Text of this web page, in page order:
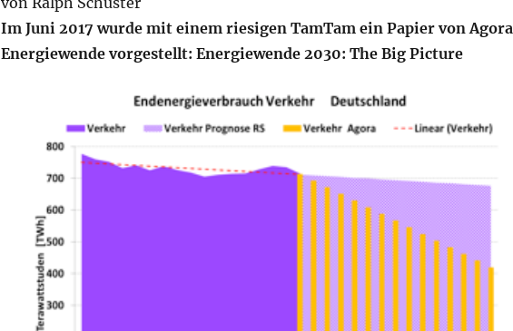
Im Juni 2017 wurde mit einem riesigen TamTam ein Papier von Agora
Energiewende vorgestellt: Energiewende 2030: The Big Picture